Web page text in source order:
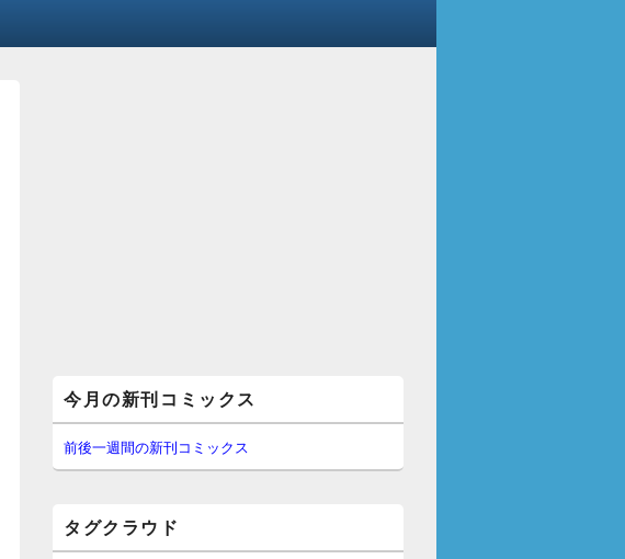
イ
ン
サ
イ
ー
今月の新刊コミックス
前後一週間の新刊コミックス
タグクラウド